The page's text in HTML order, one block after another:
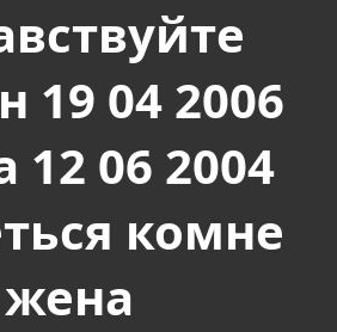
19 04 2006
12 06 2004
комне
жена